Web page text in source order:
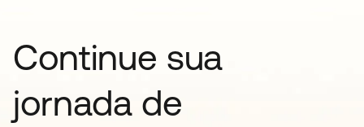
Continue sua
jornada de